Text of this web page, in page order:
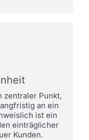
zentraler Punkt,
an ein
ist ein
einträglicher
Kunden.
sichtbar
direkt am
und kann
und ohne
werden.